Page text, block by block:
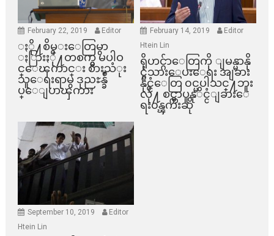
February 22, 2019 Editor
ႏို႔စိမ္းေတြမွာ
ႏြားႏို႔တစက္မွ မပါဝ
င္ေၾကာင္း စားသံုး
သူေရးရာမွ ဒုညႊန္ခ်ဳ
ပ္ေျပာၾကား
February 14, 2019
Editor
Htein Lin
ရိုဟင္ဂ်ာေတြကို ျမန္မာနို
င္ငံသားေပးေရး အျခား
နိုင္ငံေတြ ၀င္မပါသင္႔ဘူး
လို႔ စင္ကာပူနုိင္ငံျခားေ
ရး၀န္ၾကီးဆို
September 10, 2019
Editor
Htein Lin